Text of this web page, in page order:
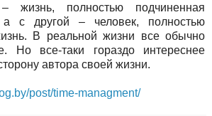
жизнь, полностью подчиненная
а с другой – человек, полностью
В реальной жизни все обычно
Но все-таки гораздо интереснее
автора своей жизни.
post/time-managment/